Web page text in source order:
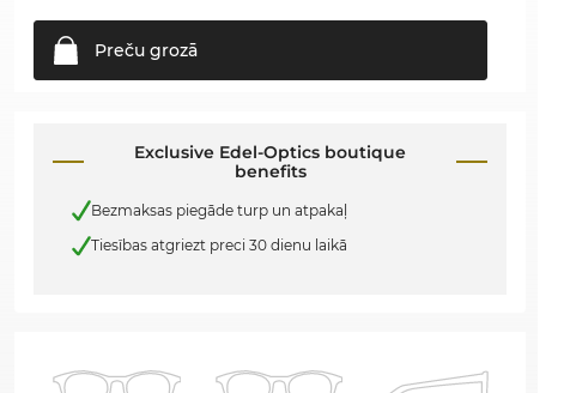
Preču grozā
Exclusive Edel-Optics boutique
benefits
Bezmaksas piegāde turp un atpakaļ
Tiesības atgriezt preci 30 dienu laikā